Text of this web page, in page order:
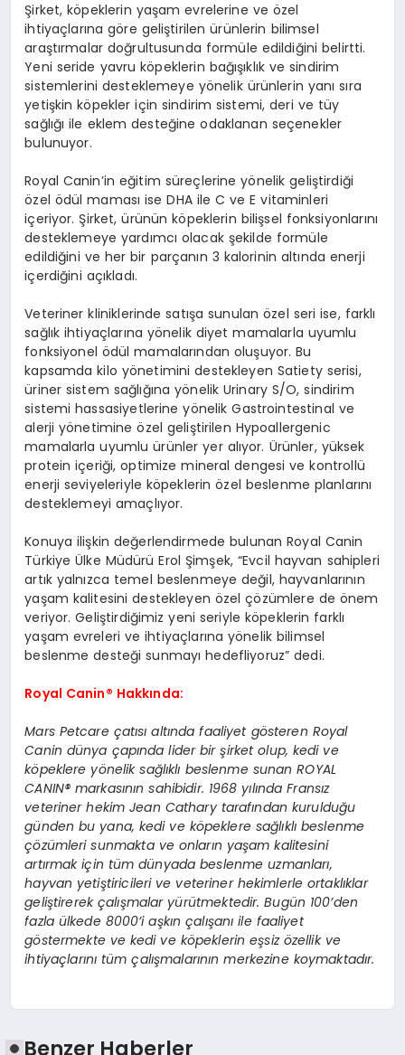
Şirket, köpeklerin yaşam evrelerine ve özel
ihtiyaçlarına göre geliştirilen ürünlerin bilimsel
araştırmalar doğrultusunda formüle edildiğini belirtti.
Yeni seride yavru köpeklerin bağışıklık ve sindirim
sistemlerini desteklemeye yönelik ürünlerin yanı sıra
yetişkin köpekler için sindirim sistemi, deri ve tüy
sağlığı ile eklem desteğine odaklanan seçenekler
bulunuyor.
Royal Canin’in eğitim süreçlerine yönelik geliştirdiği
özel ödül maması ise DHA ile C ve E vitaminleri
içeriyor. Şirket, ürünün köpeklerin bilişsel fonksiyonlarını
desteklemeye yardımcı olacak şekilde formüle
edildiğini ve her bir parçanın 3 kalorinin altında enerji
içerdiğini açıkladı.
Veteriner kliniklerinde satışa sunulan özel seri ise, farklı
sağlık ihtiyaçlarına yönelik diyet mamalarla uyumlu
fonksiyonel ödül mamalarından oluşuyor. Bu
kapsamda kilo yönetimini destekleyen Satiety serisi,
üriner sistem sağlığına yönelik Urinary S/O, sindirim
sistemi hassasiyetlerine yönelik Gastrointestinal ve
alerji yönetimine özel geliştirilen Hypoallergenic
mamalarla uyumlu ürünler yer alıyor. Ürünler, yüksek
protein içeriği, optimize mineral dengesi ve kontrollü
enerji seviyeleriyle köpeklerin özel beslenme planlarını
desteklemeyi amaçlıyor.
Konuya ilişkin değerlendirmede bulunan Royal Canin
Türkiye Ülke Müdürü Erol Şimşek, “Evcil hayvan sahipleri
artık yalnızca temel beslenmeye değil, hayvanlarının
yaşam kalitesini destekleyen özel çözümlere de önem
veriyor. Geliştirdiğimiz yeni seriyle köpeklerin farklı
yaşam evreleri ve ihtiyaçlarına yönelik bilimsel
beslenme desteği sunmayı hedefliyoruz” dedi.
Royal Canin® Hakkında:
Mars Petcare çatısı altında faaliyet gösteren Royal
Canin dünya çapında lider bir şirket olup, kedi ve
köpeklere yönelik sağlıklı beslenme sunan ROYAL
CANIN® markasının sahibidir. 1968 yılında Fransız
veteriner hekim Jean Cathary tarafından kurulduğu
günden bu yana, kedi ve köpeklere sağlıklı beslenme
çözümleri sunmakta ve onların yaşam kalitesini
artırmak için tüm dünyada beslenme uzmanları,
hayvan yetiştiricileri ve veteriner hekimlerle ortaklıklar
geliştirerek çalışmalar yürütmektedir. Bugün 100’den
fazla ülkede 8000’i aşkın çalışanı ile faaliyet
göstermekte ve kedi ve köpeklerin eşsiz özellik ve
ihtiyaçlarını tüm çalışmalarının merkezine koymaktadır.
Benzer Haberler